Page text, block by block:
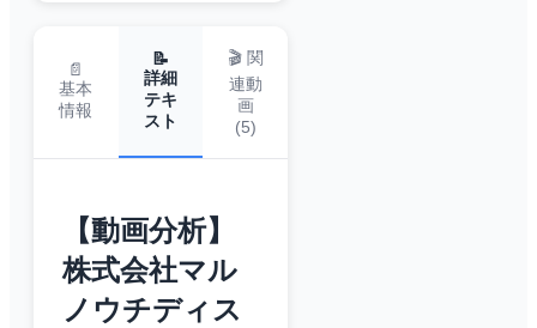
📄
基本
情報
📝
詳細
テキ
スト
🎬 関
連動
画
(5)
【動画分析】
株式会社マル
ノウチディス